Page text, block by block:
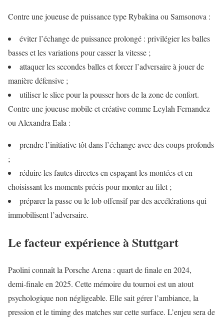
Contre une joueuse de puissance type Rybakina ou Samsonova :
éviter l’échange de puissance prolongé : privilégier les balles
basses et les variations pour casser la vitesse ;
attaquer les secondes balles et forcer l’adversaire à jouer de
manière défensive ;
utiliser le slice pour la pousser hors de la zone de confort.
Contre une joueuse mobile et créative comme Leylah Fernandez
ou Alexandra Eala :
prendre l’initiative tôt dans l’échange avec des coups profonds
;
réduire les fautes directes en espaçant les montées et en
choisissant les moments précis pour monter au filet ;
préparer la passe ou le lob offensif par des accélérations qui
immobilisent l’adversaire.
Le facteur expérience à Stuttgart
Paolini connaît la Porsche Arena : quart de finale en 2024,
demi‑finale en 2025. Cette mémoire du tournoi est un atout
psychologique non négligeable. Elle sait gérer l’ambiance, la
pression et le timing des matches sur cette surface. L’enjeu sera de